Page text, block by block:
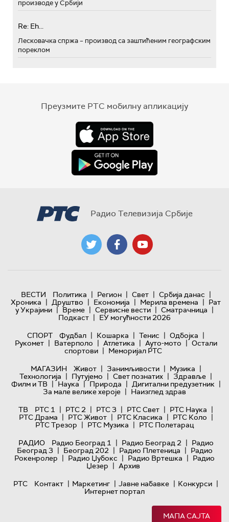
производе у Србији
Re: Eh...
Лесковачка спржа – производ са заштићеним географским
пореклом
Преузмите РТС мобилну апликацију
Радио Телевизија Србије
ВЕСТИ Политика | Регион | Свет | Србија данас |
Хроника | Друштво | Економија | Мерила времена | Рат
у Украјини | Време | Сервисне вести | Сматрачница |
Подкаст | ЕУ могућности 2026
СПОРТ
Фудбал | Кошарка | Тенис | Одбојка |
Рукомет | Ватерполо | Атлетика | Ауто-мото | Остали
спортови | Меморијал РТС
МАГАЗИН
Живот | Занимљивости | Музика |
Технологијa | Путујемо | Свет познатих | Здравље |
Филм и ТВ | Наука | Природа | Дигитални предузетник |
За мале велике хероје | Наизглед здрав
ТВ
РТС 1 | РТС 2 | РТС 3 | РТС Свет | РТС Наука |
РТС Драма | РТС Живот | РТС Класика | РТС Коло |
РТС Трезор | РТС Музика | РТС Полетарац
РАДИО
Радио Београд 1 | Радио Београд 2 | Радио
Београд 3 | Београд 202 | Радио Плетеница | Радио
Рокенролер | Радио Џубокс | Радио Вртешка | Радио
Џезер | Архив
РТС
Контакт | Маркетинг | Јавне набавке | Конкурси |
Интернет портал
МАПА САЈТА